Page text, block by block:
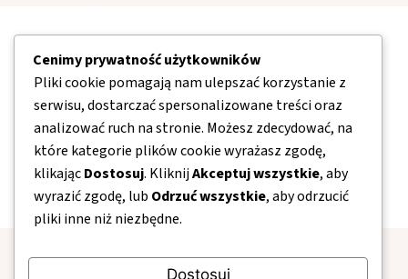
O nas
Kontakt
Mapa strony
Polityka prywatności
Cenimy prywatność użytkowników
Pliki cookie pomagają nam ulepszać korzystanie z
serwisu, dostarczać spersonalizowane treści oraz
analizować ruch na stronie. Możesz zdecydować, na
które kategorie plików cookie wyrażasz zgodę,
klikającDostosuj. KliknijAkceptuj wszystkie, aby
wyrazić zgodę, lub Odrzuć wszystkie, aby odrzucić
pliki inne niż niezbędne.
Dostosuj